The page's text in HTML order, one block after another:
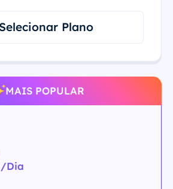
Selecionar Plano
MAIS POPULAR
/Dia